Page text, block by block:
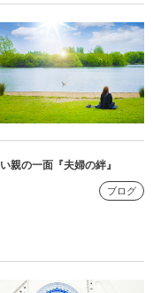
親の一面『夫婦の絆』
ブログ